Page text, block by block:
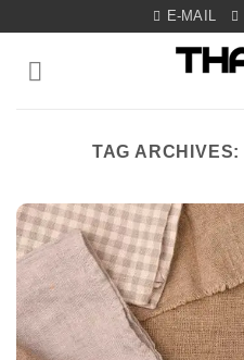
content
E-MAIL
TAG ARCHIVES: